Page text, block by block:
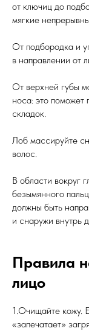
от ключиц до
мягкие
От подбородка и
в направлении от
От верхней губы
носа: это поможет
складок.
Лоб массируйте
волос.
В области вокруг
безымянного
должны быть
и снаружи внутрь
Правила
лицо
1.Очищайте кожу.
«запечатает»